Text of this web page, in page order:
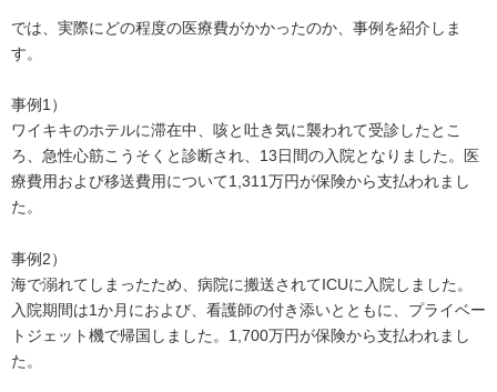
では、実際にどの程度の医療費がかかったのか、事例を紹介しま
す。
事例1）
ワイキキのホテルに滞在中、咳と吐き気に襲われて受診したとこ
ろ、急性⼼筋こうそくと診断され、13⽇間の⼊院となりました。医
療費⽤および移送費⽤について1,311万円が保険から⽀払われまし
た。
事例2）
海で溺れてしまったため、病院に搬送されてICUに⼊院しました。
⼊院期間は1か⽉におよび、看護師の付き添いとともに、プライベー
トジェット機で帰国しました。1,700万円が保険から⽀払われまし
た。